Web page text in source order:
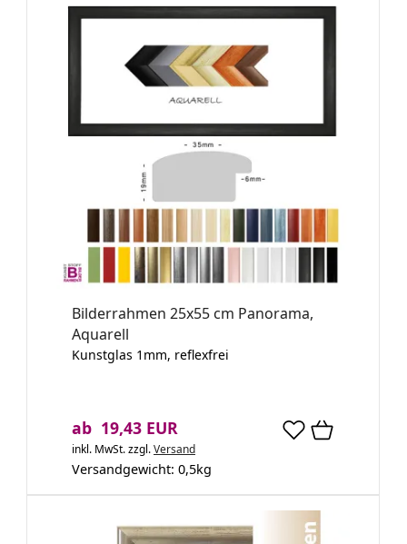
Bilderrahmen 25x55 cm Panorama,
Aquarell
Kunstglas 1mm, reflexfrei
ab 19,43 EUR
inkl. MwSt.zzgl.Versand
Versandgewicht: 0,5kg